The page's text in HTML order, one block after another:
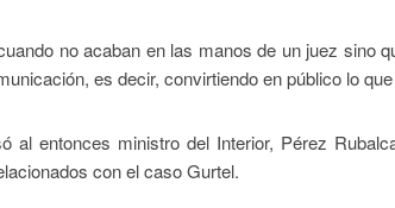
no acaban en las manos de un juez sino
es decir, convirtiendo en público lo
al entonces ministro del Interior, Pérez
con el caso Gurtel.